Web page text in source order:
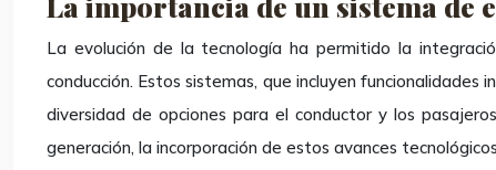
La evolución de la tecnología ha permitido la
conducción. Estos sistemas, que incluyen
diversidad de opciones para el conductor y los
generación, la incorporación de estos avances